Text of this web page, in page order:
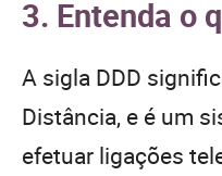
3. Entenda o
A sigla DDD
Distância, e é um
efetuar ligações